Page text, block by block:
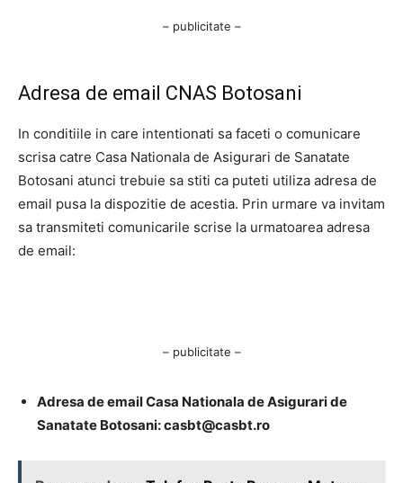
– publicitate –
Adresa de email CNAS Botosani
In conditiile in care intentionati sa faceti o comunicare
scrisa catre Casa Nationala de Asigurari de Sanatate
Botosani atunci trebuie sa stiti ca puteti utiliza adresa de
email pusa la dispozitie de acestia. Prin urmare va invitam
sa transmiteti comunicarile scrise la urmatoarea adresa
de email:
– publicitate –
Adresa de email Casa Nationala de Asigurari de
Sanatate Botosani:casbt@casbt.ro